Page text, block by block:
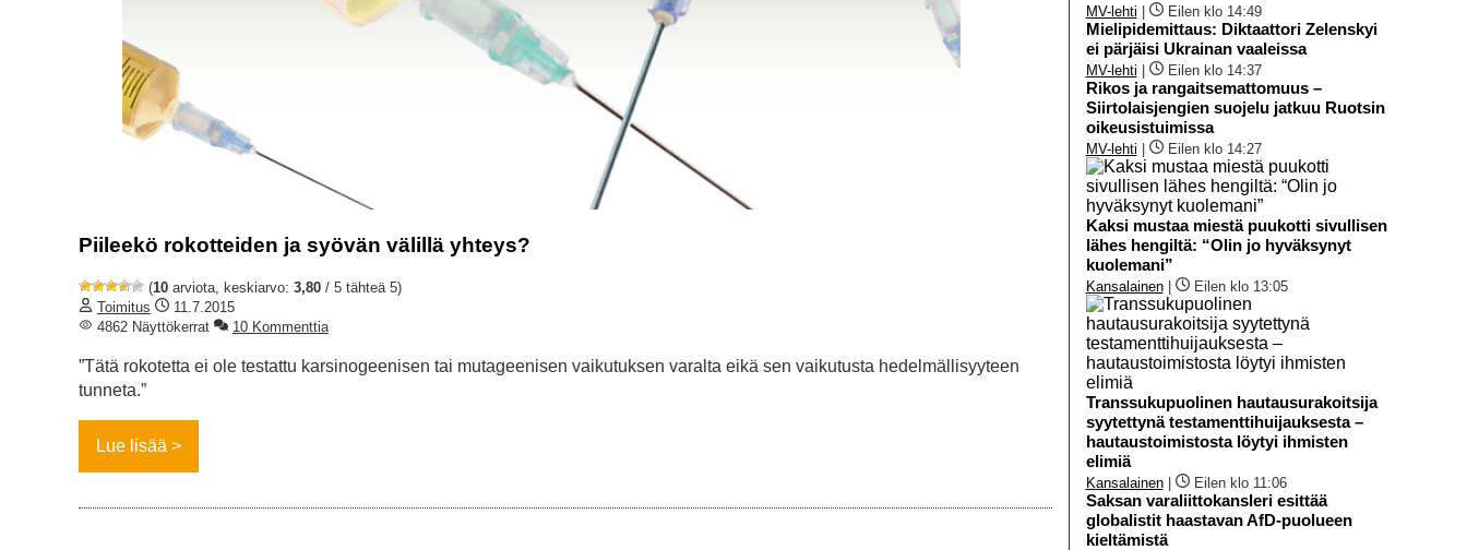
Piileekö rokotteiden ja syövän välillä yhteys?
(10 arviota, keskiarvo: 3,80 / 5 tähteä 5)
Toimitus
11.7.2015
4862 Näyttökerrat
10 Kommenttia
”Tätä rokotetta ei ole testattu karsinogeenisen tai mutageenisen vaikutuksen varalta eikä sen vaikutusta hedelmällisyyteen
tunneta.”
Lue lisää
MV-lehti Eilen klo 14:49
Mielipidemittaus: Diktaattori Zelenskyi
ei pärjäisi Ukrainan vaaleissa
MV-lehti Eilen klo 14:37
Rikos ja rangaitsemattomuus –
Siirtolaisjengien suojelu jatkuu Ruotsin
oikeusistuimissa
MV-lehti Eilen klo 14:27
Kaksi mustaa miestä puukotti sivullisen
lähes hengiltä: “Olin jo hyväksynyt
kuolemani”
Kansalainen| Eilen klo 13:05
Transsukupuolinen hautausurakoitsija
syytettynä testamenttihuijauksesta –
hautaustoimistosta löytyi ihmisten
elimiä
Kansalainen| Eilen klo 11:06
Saksan varaliittokansleri esittää
globalistit haastavan AfD-puolueen
kieltämistä